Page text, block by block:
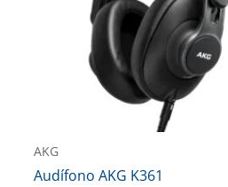
AKG
Audífono AKG K361